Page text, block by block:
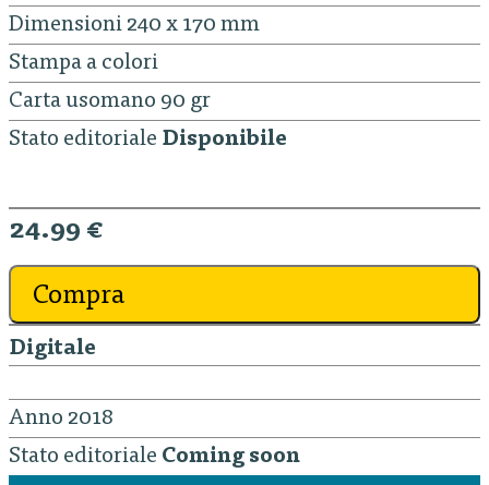
Dimensioni 240 x 170 mm
Stampa a colori
Carta usomano 90 gr
Stato editoriale Disponibile
24.99 €
Compra
Digitale
Anno 2018
Stato editoriale Coming soon